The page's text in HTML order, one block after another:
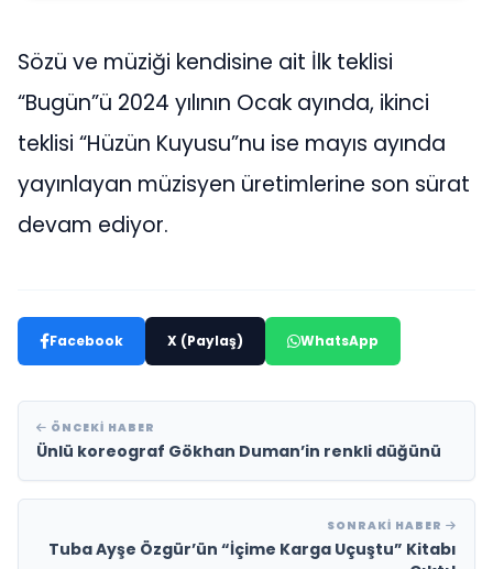
Sözü ve müziği kendisine ait İlk teklisi
“Bugün”ü 2024 yılının Ocak ayında, ikinci
teklisi “Hüzün Kuyusu”nu ise mayıs ayında
yayınlayan müzisyen üretimlerine son sürat
devam ediyor.
Facebook X (Paylaş) WhatsApp
ÖNCEKI HABER
Ünlü koreograf Gökhan Duman’in renkli düğünü
SONRAKI HABER
Tuba Ayşe Özgür’ün “İçime Karga Uçuştu” Kitabı